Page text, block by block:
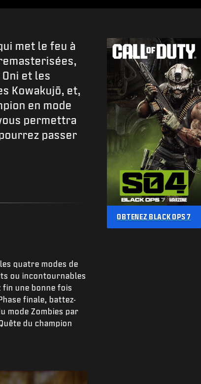
met le feu à
et les
Kowakujō, et,
en mode
permettra
passer
quatre modes de
ou incontournables
une bonne fois
finale, battez-
mode Zombies par
du champion
OBTENEZ BLACK OPS 7